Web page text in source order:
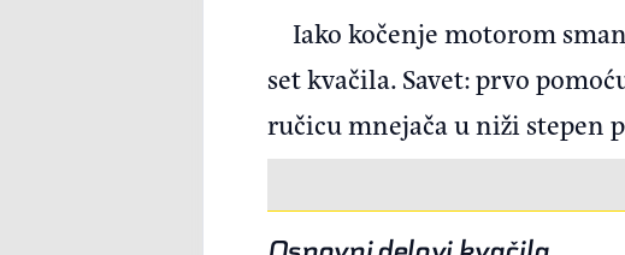
Iako kočenje motorom
set kvačila. Savet: prvo
ručicu mnejača u niži stepen